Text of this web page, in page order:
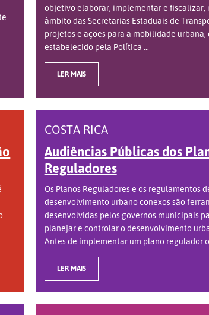
objetivo elaborar, implementar e fiscalizar,
âmbito das Secretarias Estaduais de
projetos e ações para a mobilidade urbana,
estabelecido pela Política ...
LER MAIS
COSTA RICA
Audiências Públicas dos
Reguladores
Os Planos Reguladores e os regulamentos
desenvolvimento urbano conexos são
desenvolvidas pelos governos municipais
planejar e controlar o desenvolvimento
Antes de implementar um plano regulador
LER MAIS